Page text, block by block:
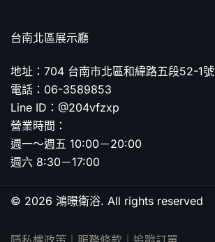
台南北區展示廳
地址：704 台南市北區和緯路五段52-1號
電話：06-3589853
Line ID：@204vfzxp
營業時間：
週一～週五 10:00－20:00
週六 8:30－17:00
© 2026 鴻暻衛浴. All rights reserved